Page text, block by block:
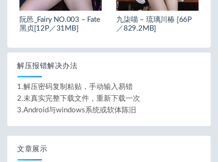
阮邑_Fairy NO.003 – Fate
黑贞[12P／31MB]
九柒喵 – 琉璃川椿 [66P
／829.2MB]
解压报错解决办法
1.解压密码复制粘贴，手动输入易错
2.未真实完整下载文件，重新下载一次
3.Android与windows系统或软体陈旧
文章展示